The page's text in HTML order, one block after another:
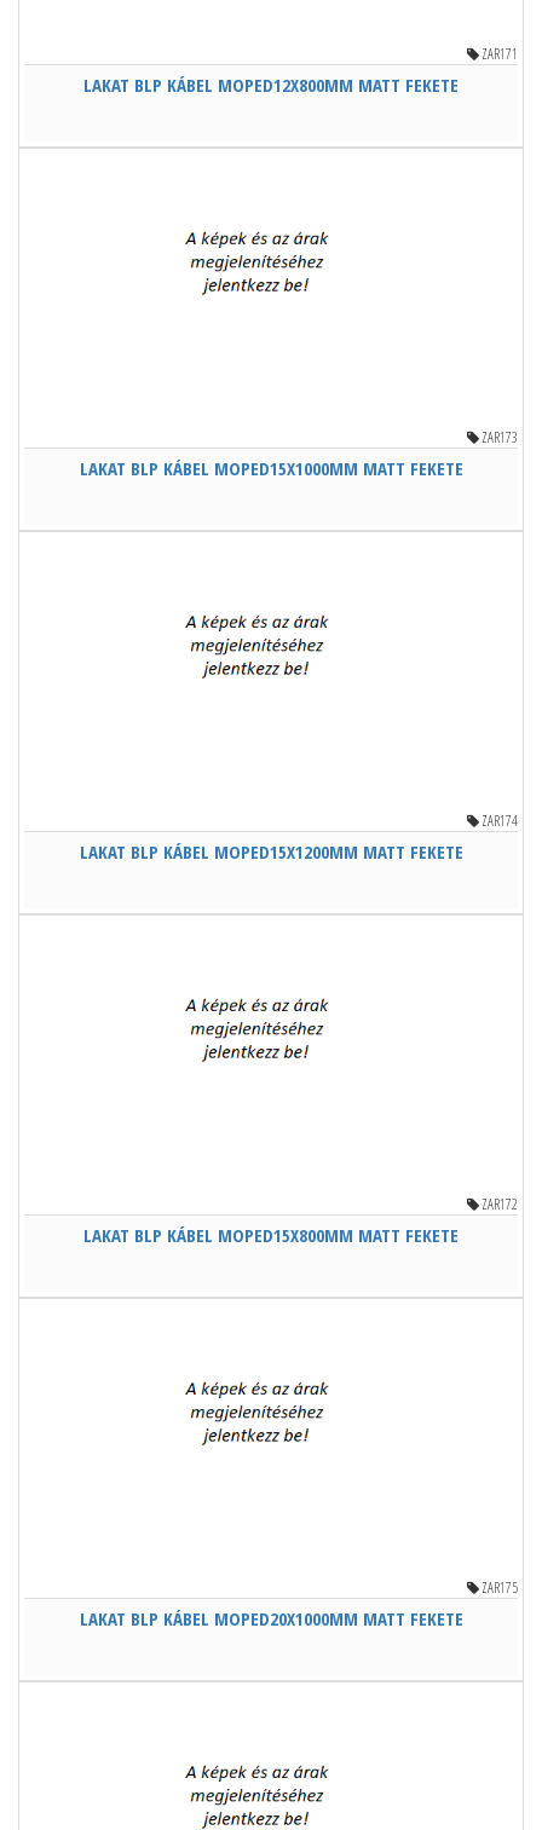
ZAR171
LAKAT BLP KÁBEL MOPED12X800MM MATT FEKETE
ZAR173
LAKAT BLP KÁBEL MOPED15X1000MM MATT FEKETE
ZAR174
LAKAT BLP KÁBEL MOPED15X1200MM MATT FEKETE
ZAR172
LAKAT BLP KÁBEL MOPED15X800MM MATT FEKETE
ZAR175
LAKAT BLP KÁBEL MOPED20X1000MM MATT FEKETE